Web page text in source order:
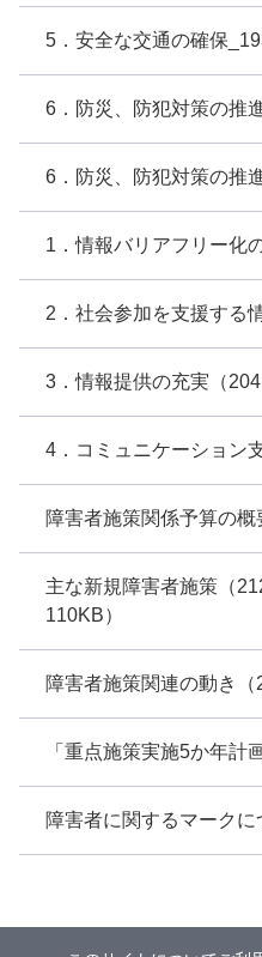
5．安全な交通の確保
6．防災、防犯対策の推
6．防災、防犯対策の推
1．情報バリアフリー化
2．社会参加を支援する
3．情報提供の充実（
4．コミュニケーション
障害者施策関係予算の
主な新規障害者施策（
110KB）
障害者施策関連の動き（
「重点施策実施5か年計
障害者に関するマーク